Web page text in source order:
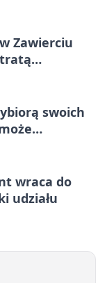
Zawierciu
swoich
wraca do
udziału